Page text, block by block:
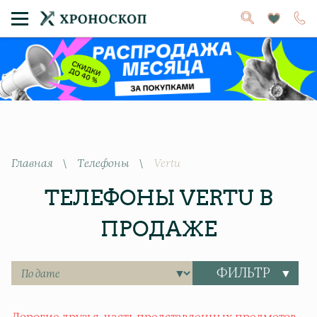
Главная \ Телефоны \ Vertu
ТЕЛЕФОНЫ VERTU В
ПРОДАЖЕ
ФИЛЬТР